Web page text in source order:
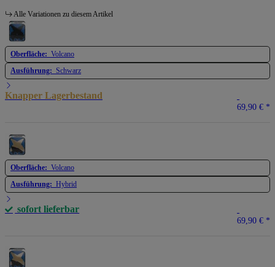
Alle Variationen zu diesem Artikel
Oberfläche: Volcano
Ausführung: Schwarz
Knapper Lagerbestand
69,90 € *
Oberfläche: Volcano
Ausführung: Hybrid
sofort lieferbar
69,90 € *